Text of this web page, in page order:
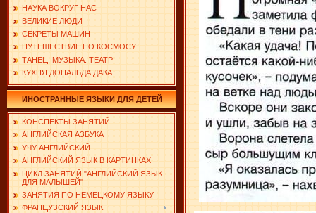
НАУКА ВОКРУГ НАС
ВЕЛИКИЕ ЛЮДИ
СЕКРЕТЫ МАШИН
ПУТЕШЕСТВИЕ ПО КОСМОСУ
ТАНЕЦ. МУЗЫКА. ТЕАТР
КУХНЯ ДОНАЛЬДА ДАКА
ИНОСТРАННЫЕ ЯЗЫКИ ДЛЯ ДЕТЕЙ
КОНСПЕКТЫ ЗАНЯТИЙ
АНГЛИЙСКАЯ АЗБУКА
УЧУ АНГЛИЙСКИЙ
АНГЛИЙСКИЙ ЯЗЫК В КАРТИНКАХ
ЦИКЛ ЗАНЯТИЙ "АНГЛИЙСКИЙ ЯЗЫК
ДЛЯ МАЛЫШЕЙ"
ЗАНЯТИЯ ПО НЕМЕЦКОМУ ЯЗЫКУ
ФРАНЦУЗСКИЙ ЯЗЫК